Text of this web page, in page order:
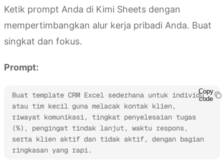
Ketik prompt Anda di Kimi Sheets dengan
mempertimbangkan alur kerja pribadi Anda. Buat
singkat dan fokus.
Prompt:
Buat template CRM Excel sederhana untuk individu
atau tim kecil guna melacak kontak klien,
riwayat komunikasi, tingkat penyelesaian tugas
(%), pengingat tindak lanjut, waktu respons,
serta klien aktif dan tidak aktif, dengan bagian
ringkasan yang rapi.
Copy
code